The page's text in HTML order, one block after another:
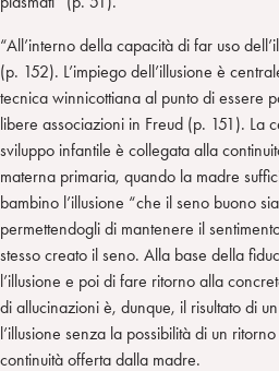
“All’interno della capacità di far uso
(p. 152). L’impiego dell’illusione è
tecnica winnicottiana al punto di essere
libere associazioni in Freud (p. 151). La
sviluppo infantile è collegata alla
materna primaria, quando la madre
bambino l’illusione “che il seno buono
permettendogli di mantenere il
stesso creato il seno. Alla base della
l’illusione e poi di fare ritorno alla
di allucinazioni è, dunque, il risultato di
l’illusione senza la possibilità di un
continuità offerta dalla madre.